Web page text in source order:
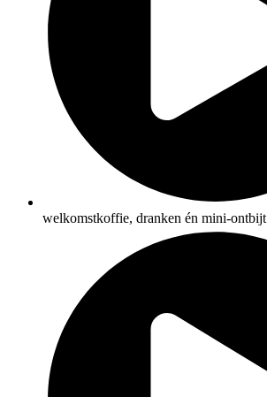
welkomstkoffie, dranken én mini-ontbijt